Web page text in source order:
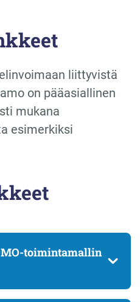
liittyvistä
on pääasiallinen
mukana
esimerkiksi
toimintamallin